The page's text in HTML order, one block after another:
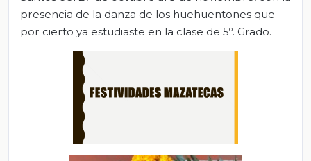
presencia de la danza de los huehuentones que
por cierto ya estudiaste en la clase de 5º. Grado.